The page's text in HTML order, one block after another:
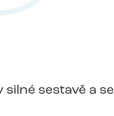
silné sestavě a se